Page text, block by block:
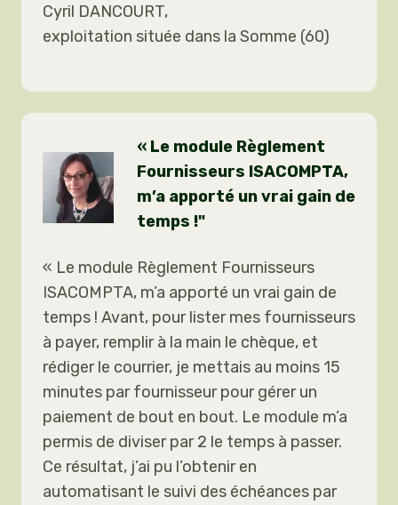
Cyril DANCOURT,
exploitation située dans la Somme (60)
« Le module Règlement
Fournisseurs ISACOMPTA,
m’a apporté un vrai gain de
temps !"
« Le module Règlement Fournisseurs
ISACOMPTA, m’a apporté un vrai gain de
temps ! Avant, pour lister mes fournisseurs
à payer, remplir à la main le chèque, et
rédiger le courrier, je mettais au moins 15
minutes par fournisseur pour gérer un
paiement de bout en bout. Le module m’a
permis de diviser par 2 le temps à passer.
Ce résultat, j’ai pu l’obtenir en
automatisant le suivi des échéances par